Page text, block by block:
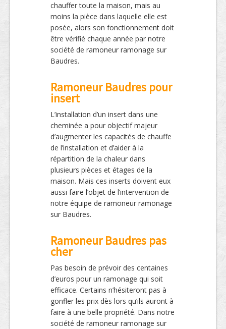
chauffer toute la maison, mais au
moins la pièce dans laquelle elle est
posée, alors son fonctionnement doit
être vérifié chaque année par notre
société de ramoneur ramonage sur
Baudres.
Ramoneur Baudres pour
insert
L’installation d’un insert dans une
cheminée a pour objectif majeur
d’augmenter les capacités de chauffe
de l’installation et d’aider à la
répartition de la chaleur dans
plusieurs pièces et étages de la
maison. Mais ces inserts doivent eux
aussi faire l’objet de l’intervention de
notre équipe de ramoneur ramonage
sur Baudres.
Ramoneur Baudres pas
cher
Pas besoin de prévoir des centaines
d’euros pour un ramonage qui soit
efficace. Certains n’hésiteront pas à
gonfler les prix dès lors qu’ils auront à
faire à une belle propriété. Dans notre
société de ramoneur ramonage sur